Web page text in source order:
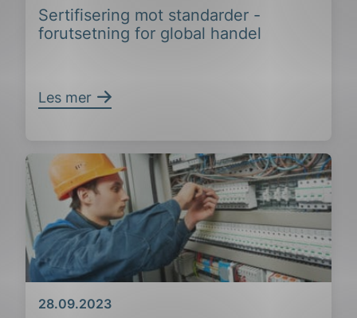
Sertifisering mot standarder -
forutsetning for global handel
Les mer
Dato
28.09.2023